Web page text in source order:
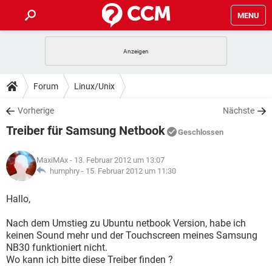
MENU
ANDROID
WINDOWS 10
WHATSAPP TIKTOK
FACEBOOK
TIPPS & TRICKS
SPIELE
WHATSAPP TIKTOK
FACEBOOK
DOWNLOADS
SPIELE STREAMING
ANDROID
WINDOWS 10 INSTAGRAM
WHATSAPP
SPIELE STREAMING
ANDROID
WINDOWS 10
WHATSAPP TIKTOK
FACEBOOK
LEXIKON
SPIELE
WINDOWS 10 INSTAGRAM
WHATSAPP TIKTOK
Forum Linux/Unix
Vorherige Nächste
Treiber für Samsung Netbook Geschlossen
MaxiMAx - 13. Februar 2012 um 13:07
humphry - 15. Februar 2012 um 11:30
Hallo,
Nach dem Umstieg zu Ubuntu netbook Version, habe ich
keinen Sound mehr und der Touchscreen meines Samsung
NB30 funktioniert nicht.
Wo kann ich bitte diese Treiber finden ?